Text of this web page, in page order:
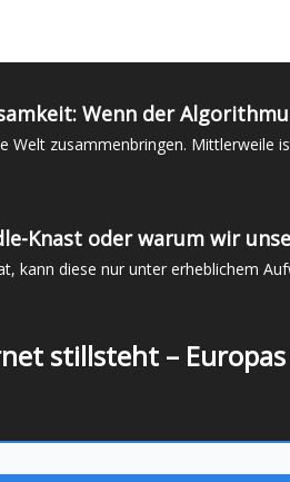
Wenn der
Welt zusammenbringen. Mittlerweile
Knast oder warum wir
kann diese nur unter erheblichem
stillsteht –